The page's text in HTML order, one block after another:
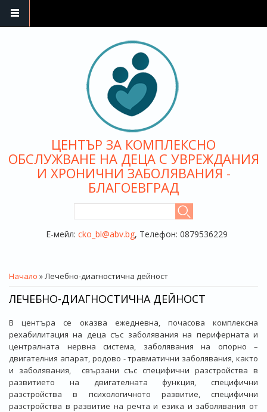
ЦЕНТЪР ЗА КОМПЛЕКСНО
ОБСЛУЖВАНЕ НА ДЕЦА С УВРЕЖДАНИЯ
И ХРОНИЧНИ ЗАБОЛЯВАНИЯ -
БЛАГОЕВГРАД
Е-мейл: cko_bl@abv.bg, Телефон: 0879536229
ВИЕ СТЕ ТУК
Начало » Лечебно-диагностична дейност
ЛЕЧЕБНО-ДИАГНОСТИЧНА ДЕЙНОСТ
В центъра се оказва ежедневна, почасова комплексна
рехабилитация на деца със заболявания на периферната и
централната нервна система, заболявания на опорно –
двигателния апарат, родово - травматични заболявания, както
и заболявания, свързани със специфични разстройства в
развитието на двигателната функция, специфични
разстройства в психологичното развитие, специфични
разстройства в развитие на речта и езика и заболявания от